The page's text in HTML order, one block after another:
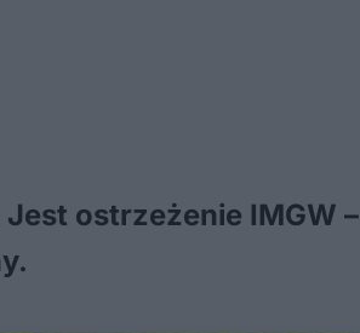
ostrzeżenie IMGW